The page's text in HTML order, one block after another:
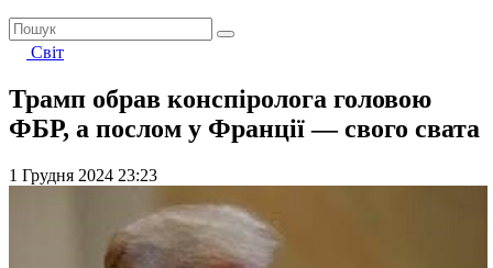
Світ
Трамп обрав конспіролога головою
ФБР, а послом у Франції — свого свата
1 Грудня 2024 23:23